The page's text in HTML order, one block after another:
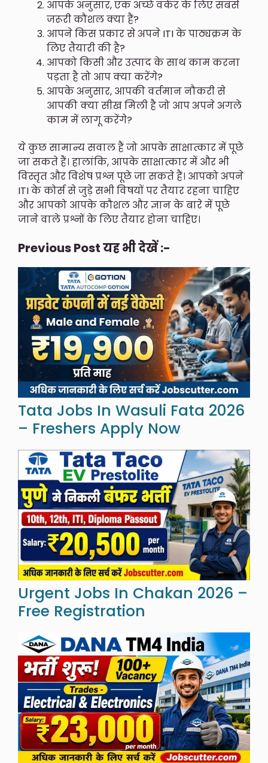
आपके अनुसार, एक अच्छे वर्कर के लिए सबसे
जरूरी कौशल क्या हैं?
आपने किस प्रकार से अपने ITI के पाठ्यक्रम के
लिए तैयारी की है?
आपको किसी और उत्पाद के साथ काम करना
पड़ता है तो आप क्या करेंगे?
आपके अनुसार, आपकी वर्तमान नौकरी से
आपकी क्या सीख मिली है जो आप अपने अगले
काम में लागू करेंगे?
ये कुछ सामान्य सवाल हैं जो आपके साक्षात्कार में पूछे
जा सकते हैं। हालांकि, आपके साक्षात्कार में और भी
विस्तृत और विशेष प्रश्न पूछे जा सकते हैं। आपको अपने
ITI के कोर्स से जुड़े सभी विषयों पर तैयार रहना चाहिए
और आपको आपके कौशल और ज्ञान के बारे में पूछे
जाने वाले प्रश्नों के लिए तैयार होना चाहिए।
Previous Post यह भी देखें :-
Tata Jobs In Wasuli Fata 2026
– Freshers Apply Now
Urgent Jobs In Chakan 2026 –
Free Registration